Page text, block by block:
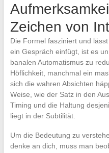
Zeichen von
Die Formel fasziniert und
ein Gespräch einfügt, ist es
banalen Automatismus zu
Höflichkeit, manchmal ein
sich die wahren Absichten
Weise, wie der Satz in den
Timing und die Haltung
liegt in der Subtilität.
Um die Bedeutung zu
denke an dich, muss man